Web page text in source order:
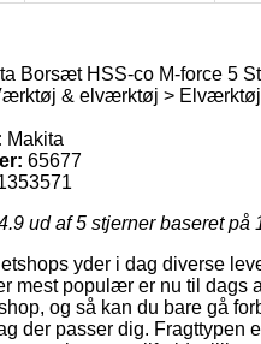
Borsæt HSS-co M-force 5
& elværktøj > Elværktøj
Makita
65677
ud af 5 stjerner baseret på
yder i dag diverse
mest populær er nu til dags
og så kan du bare gå
der passer dig. Fragttypen